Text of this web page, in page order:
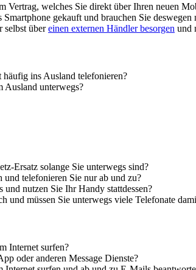
Vertrag, welches Sie direkt über Ihren neuen
gekauft und brauchen Sie
selbst übereinen externen Händler besorgen und
ins Ausland telefonieren?
Ausland unterwegs?
Ersatz solange Sie unterwegs sind?
telefonieren Sie nur ab und zu?
nutzen Sie Ihr Handy stattdessen?
und müssen Sie unterwegs viele Telefonate
Internet surfen?
oder anderen Message Dienste?